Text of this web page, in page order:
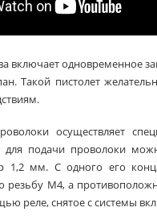
включает одновременное
Такой пистолет
осуществляет
для подачи проволоки
1,2 мм. С одного его
М4, а
реле, снятое с системы